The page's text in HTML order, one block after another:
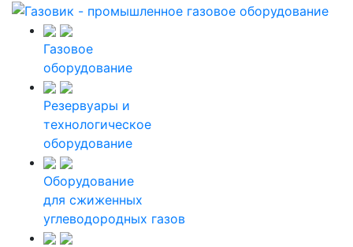
Газовое
оборудование
Резервуары и
технологическое
оборудование
Оборудование
для сжиженных
углеводородных газов